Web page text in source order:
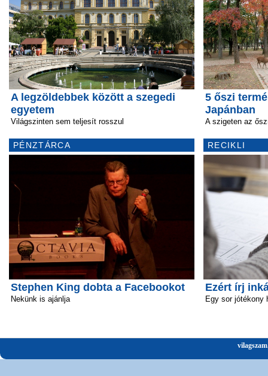
A legzöldebbek között a szegedi
egyetem
Világszinten sem teljesít rosszul
PÉNZTÁRCA
Stephen King dobta a Facebookot
Nekünk is ajánlja
5 őszi
Japánban
A szigeten az
RECIKLI
Ezért írj
Egy sor jótékony